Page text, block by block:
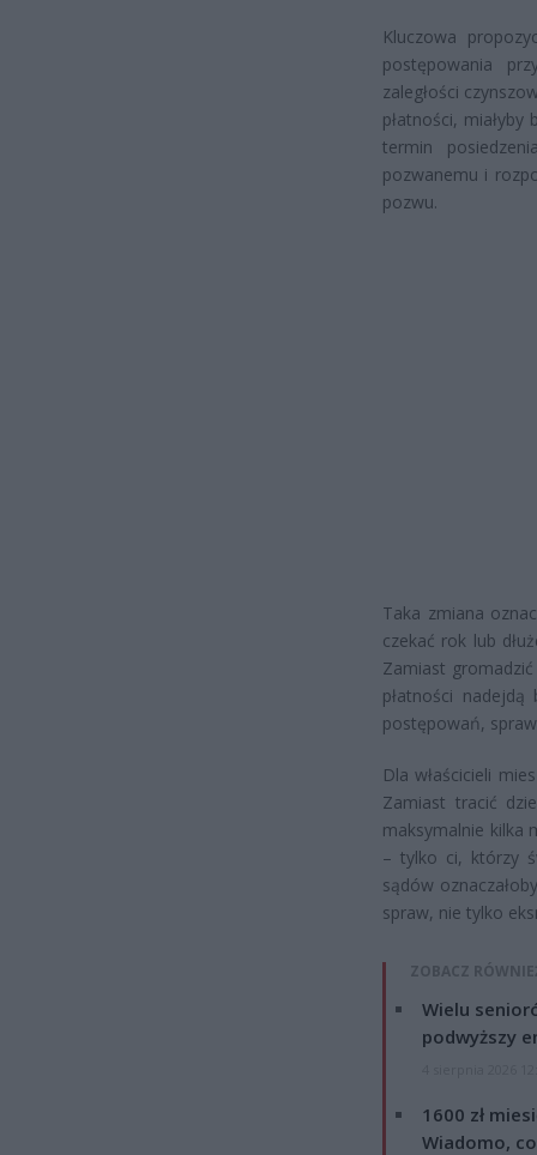
Kluczowa
postępowania
zaległości
płatności,
termin
pozwanemu i
pozwu.
Taka zmiana
czekać rok lub
Zamiast
płatności
postępowań,
Dla właścicieli
Zamiast tracić
maksymalnie kilka
– tylko ci, którzy
sądów
spraw, nie tylko
ZOBACZ
Wielu
podwyższy
1600 zł
Wiadomo,